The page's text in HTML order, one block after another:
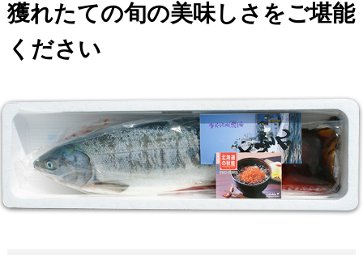
獲れたての旬の美味しさをご堪能
ください